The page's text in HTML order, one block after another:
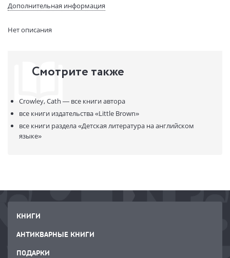
Вес:
1 гр.
В продаже с:
04.08.2021
Дополнительная информация
Нет описания
Смотрите также
Crowley, Cath — все книги автора
все книги издательства«Little Brown»
все книги раздела«Детская литература на английском
языке»
КНИГИ
АНТИКВАРНЫЕ КНИГИ
ПОДАРКИ